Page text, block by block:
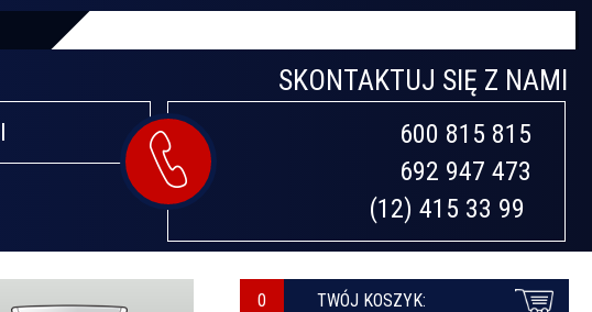
SKONTAKTUJ SIĘ Z NAMI
600 815 815
692 947 473
(12) 415 33 99
0 TWÓJ KOSZYK: